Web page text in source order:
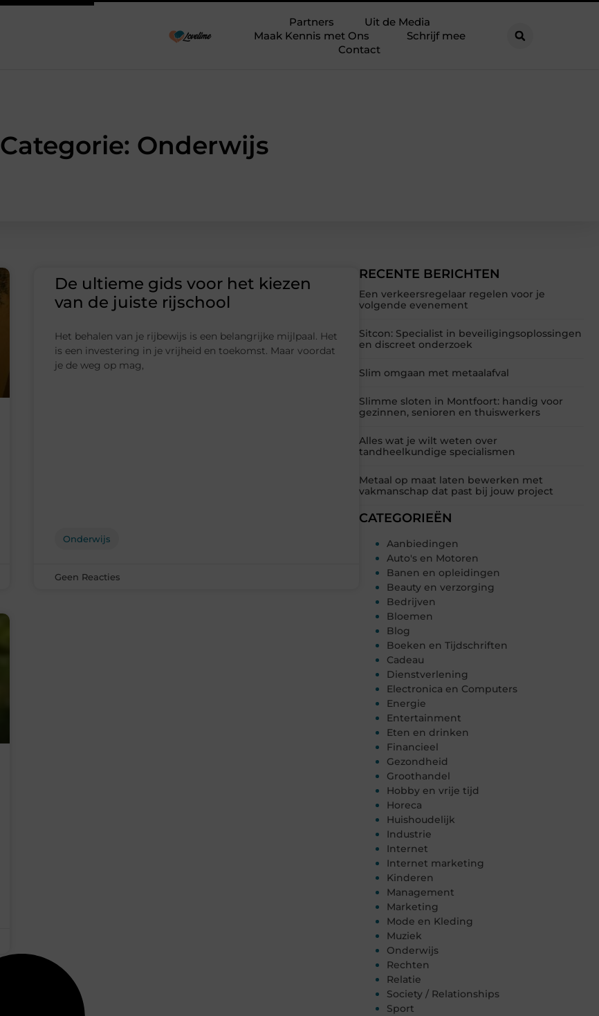
Partners
Uit de Media
Maak Kennis met Ons
Schrijf mee
Contact
Categorie: Onderwijs
RECENTE BERICHTEN
Een verkeersregelaar regelen voor je
volgende evenement
Sitcon: Specialist in beveiligingsoplossingen
en discreet onderzoek
Slim omgaan met metaalafval
Slimme sloten in Montfoort: handig voor
gezinnen, senioren en thuiswerkers
Alles wat je wilt weten over
tandheelkundige specialismen
Metaal op maat laten bewerken met
vakmanschap dat past bij jouw project
CATEGORIEËN
Aanbiedingen
Auto's en Motoren
Banen en opleidingen
Beauty en verzorging
Bedrijven
Bloemen
Blog
Boeken en Tijdschriften
Cadeau
Dienstverlening
Electronica en Computers
Energie
Entertainment
Eten en drinken
Financieel
Gezondheid
Groothandel
Hobby en vrije tijd
Horeca
Huishoudelijk
Industrie
Internet
Internet marketing
Kinderen
Management
Marketing
Mode en Kleding
Muziek
Onderwijs
Rechten
Relatie
Society / Relationships
Sport
De ultieme gids voor het kiezen
van de juiste rijschool
Het behalen van je rijbewijs is een belangrijke mijlpaal. Het
is een investering in je vrijheid en toekomst. Maar voordat
je de weg op mag,
Onderwijs
Geen Reacties